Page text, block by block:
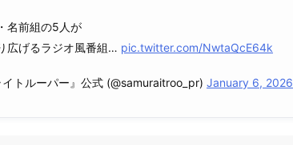
名前組の5人が
広げるラジオ風番組… pic.twitter.com/NwtaQcE64k
トルーパー』公式 (@samuraitroo_pr) January 6, 2026